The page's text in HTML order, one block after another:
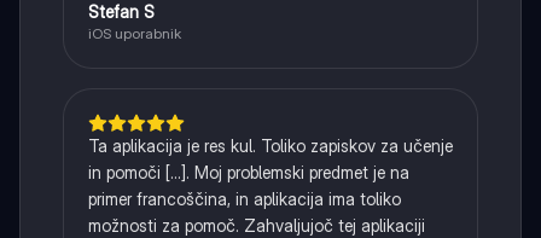
Stefan S
iOS uporabnik
Ta aplikacija je res kul. Toliko zapiskov za učenje
in pomoči [...]. Moj problemski predmet je na
primer francoščina, in aplikacija ima toliko
možnosti za pomoč. Zahvaljujoč tej aplikaciji